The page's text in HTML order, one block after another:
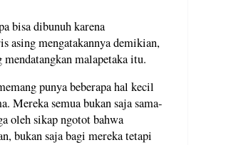
bisa dibunuh karena
asing mengatakannya demikian,
malapetaka itu.
punya beberapa hal kecil
Mereka semua bukan saja sama-
oleh sikap ngotot bahwa
bukan saja bagi mereka tetapi